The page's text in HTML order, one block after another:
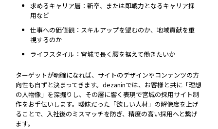
求めるキャリア層：新卒、または即戦力となるキャリア採
用など
仕事への価値観：スキルアップを望むのか、地域貢献を重
視するのか
ライフスタイル：宮城で長く腰を据えて働きたいか
ターゲットが明確になれば、サイトのデザインやコンテンツの方
向性も自ずと決まってきます。dezaninでは、お客様と共に「理想
の人物像」を深掘りし、その層に響く表現で宮城の採用サイト制
作をお手伝いします。曖昧だった「欲しい人材」の解像度を上げ
ることで、入社後のミスマッチを防ぎ、精度の高い採用へと繋げ
ます。